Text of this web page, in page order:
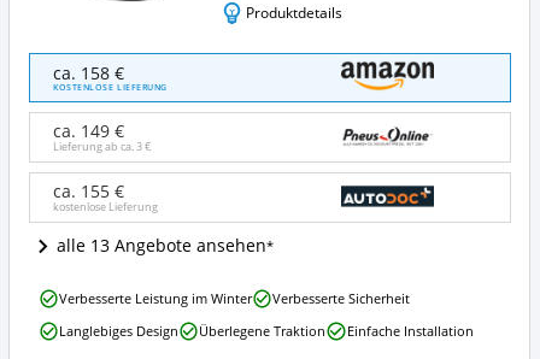
Produktdetails
Continental
WINTERCONTACT
TS
870
XL
Angebote:
ist
Winterreifen
R17
erhältlich?
ca. 158 €
KOSTENLOSE LIEFERUNG
ca. 149 €
Lieferung ab ca.3 €
ca. 155 €
kostenlose Lieferung
alle 13 Angebote ansehen
Continental
WINTERCONTACT
TS
Verbesserte Leistung im Winter
Verbesserte Sicherheit
Langlebiges Design
Überlegene Traktion Einfache Installation